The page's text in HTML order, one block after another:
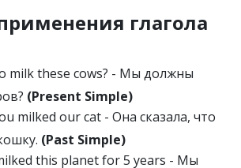
глагола
milk these cows? - Мы должны
(Present Simple)
milked our cat - Она сказала, что
(Past Simple)
this planet for 5 years - Мы